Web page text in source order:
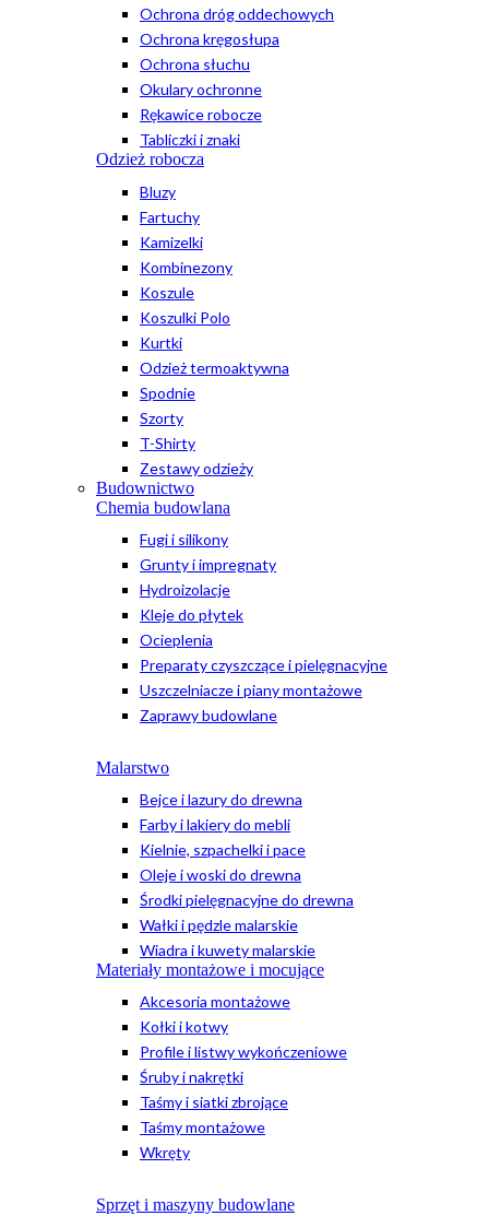
Ochrona dróg oddechowych
Ochrona kręgosłupa
Ochrona słuchu
Okulary ochronne
Rękawice robocze
Tabliczki i znaki
Odzież robocza
Bluzy
Fartuchy
Kamizelki
Kombinezony
Koszule
Koszulki Polo
Kurtki
Odzież termoaktywna
Spodnie
Szorty
T-Shirty
Zestawy odzieży
Budownictwo
Chemia budowlana
Fugi i silikony
Grunty i impregnaty
Hydroizolacje
Kleje do płytek
Ocieplenia
Preparaty czyszczące i pielęgnacyjne
Uszczelniacze i piany montażowe
Zaprawy budowlane
Malarstwo
Bejce i lazury do drewna
Farby i lakiery do mebli
Kielnie, szpachelki i pace
Oleje i woski do drewna
Środki pielęgnacyjne do drewna
Wałki i pędzle malarskie
Wiadra i kuwety malarskie
Materiały montażowe i mocujące
Akcesoria montażowe
Kołki i kotwy
Profile i listwy wykończeniowe
Śruby i nakrętki
Taśmy i siatki zbrojące
Taśmy montażowe
Wkręty
Sprzęt i maszyny budowlane